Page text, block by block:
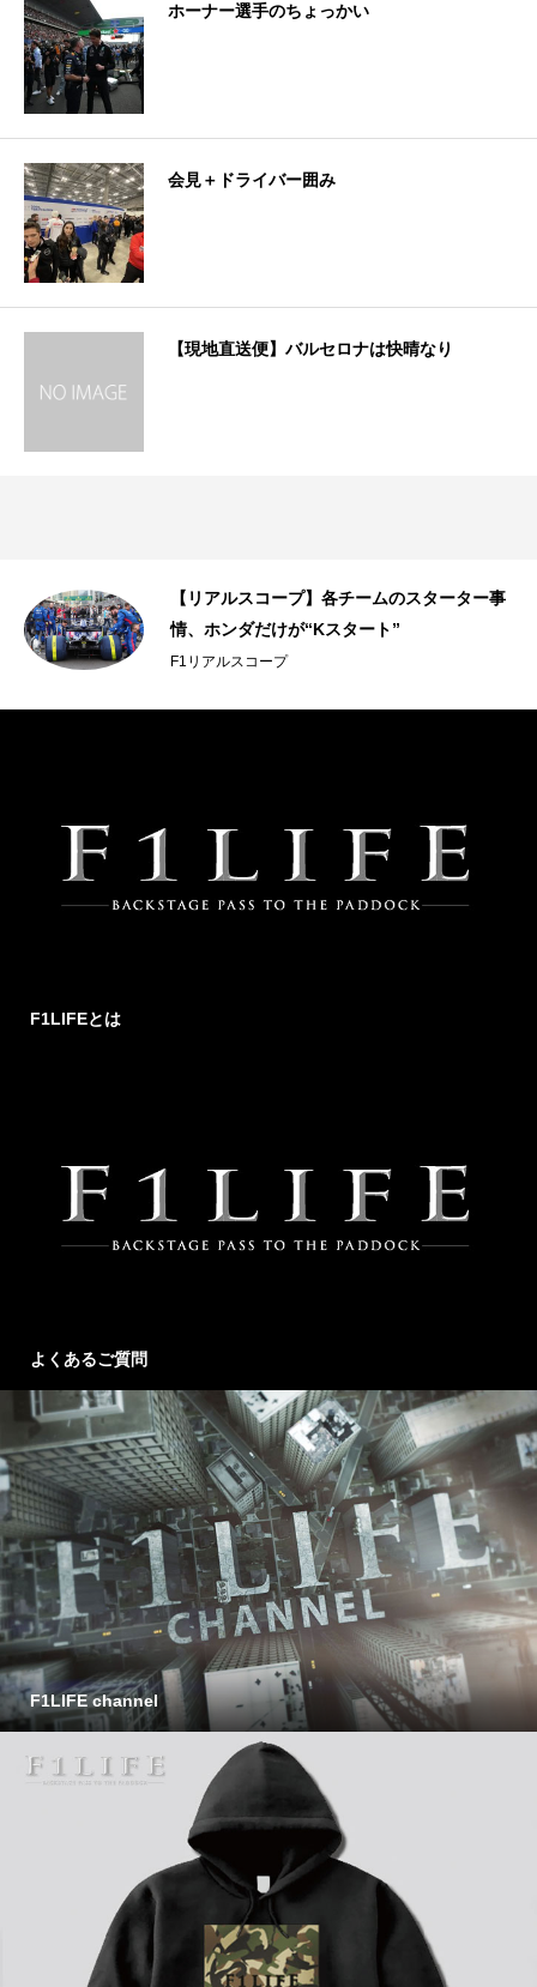
ホーナー選手のちょっかい
会見＋ドライバー囲み
【現地直送便】バルセロナは快晴なり
【リアルスコープ】各チームのスターター事
情、ホンダだけが“Kスタート”
F1リアルスコープ
F1LIFEとは
よくあるご質問
F1LIFE channel